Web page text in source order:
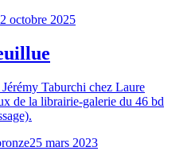
octobre 2025
Taburchi chez Laure
de la librairie-galerie du 46 bd
25 mars 2023